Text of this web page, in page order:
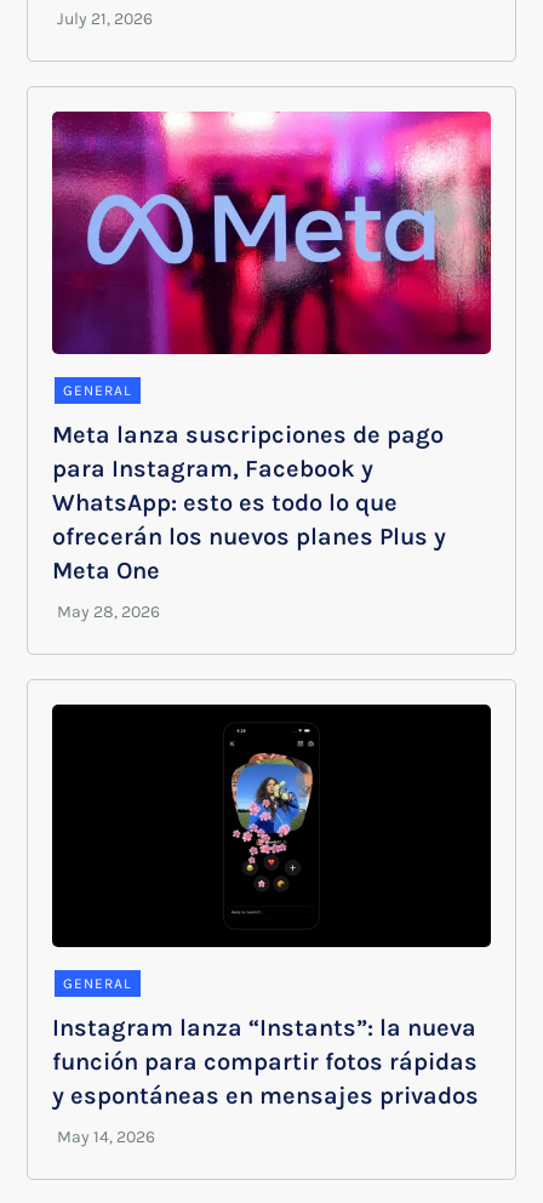
GENERAL
Meta lanza suscripciones de pago
para Instagram, Facebook y
WhatsApp: esto es todo lo que
ofrecerán los nuevos planes Plus y
Meta One
GENERAL
Instagram lanza “Instants”: la nueva
función para compartir fotos rápidas
y espontáneas en mensajes privados